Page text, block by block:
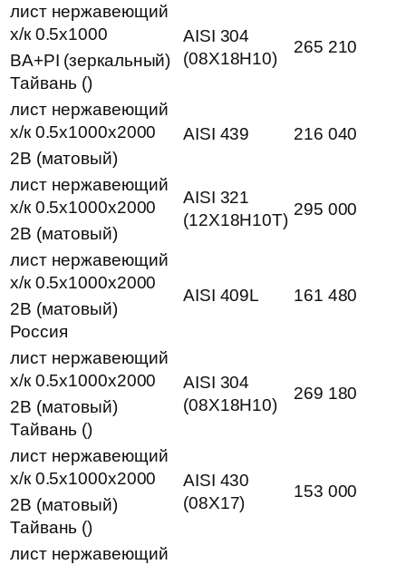
лист нержавеющий
х/к 0.5х1000
AISI 304
(08Х18Н10)
265 210
BA+PI (зеркальный)
Тайвань ()
лист нержавеющий
х/к 0.5х1000х2000
AISI 439
216 040
2B (матовый)
лист нержавеющий
х/к 0.5х1000х2000
AISI 321
(12Х18Н10Т)
295 000
2B (матовый)
лист нержавеющий
х/к 0.5х1000х2000
AISI 409L 161 480
2B (матовый)
Россия
лист нержавеющий
х/к 0.5х1000х2000
AISI 304
(08Х18Н10)
269 180
2B (матовый)
Тайвань ()
лист нержавеющий
х/к 0.5х1000х2000
AISI 430
(08Х17)
153 000
2B (матовый)
Тайвань ()
лист нержавеющий